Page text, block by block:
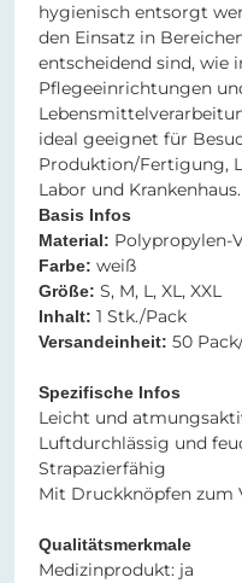
hygienisch entsorgt
den Einsatz in
entscheidend sind, wie
Pflegeeinrichtungen
ideal geeignet für
Produktion/Fertigung,
Labor und Krankenhaus.
Basis Infos
Material: Polypropylen-
Farbe: weiß
Größe: S, M, L, XL, XXL
Inhalt: 1 Stk./Pack
Versandeinheit: 50
Spezifische Infos
Leicht und
Luftdurchlässig und
Strapazierfähig
Mit Druckknöpfen zum
Qualitätsmerkmale
Medizinprodukt: ja